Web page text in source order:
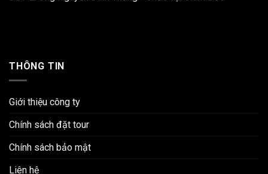
THÔNG TIN
Giới thiệu công ty
Chính sách đặt tour
Chính sách bảo mật
Liên hệ